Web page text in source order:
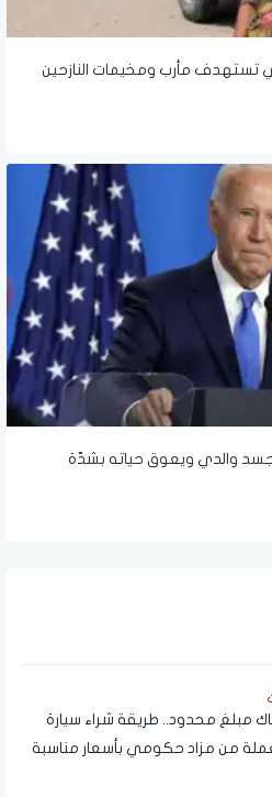
تستهدف مأرب ومخيمات النازحين
جسد والدي ويعوق حياته بشدّة
مبلغ محدود.. طريقة شراء سيارة
من مزاد حكومي بأسعار مناسبة